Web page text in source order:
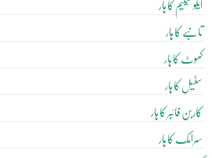
تانبے کا ہار
کھوٹ کا ہار
سٹیل کا ہار
کاربن فائبر کا ہار
سرامک کا ہار